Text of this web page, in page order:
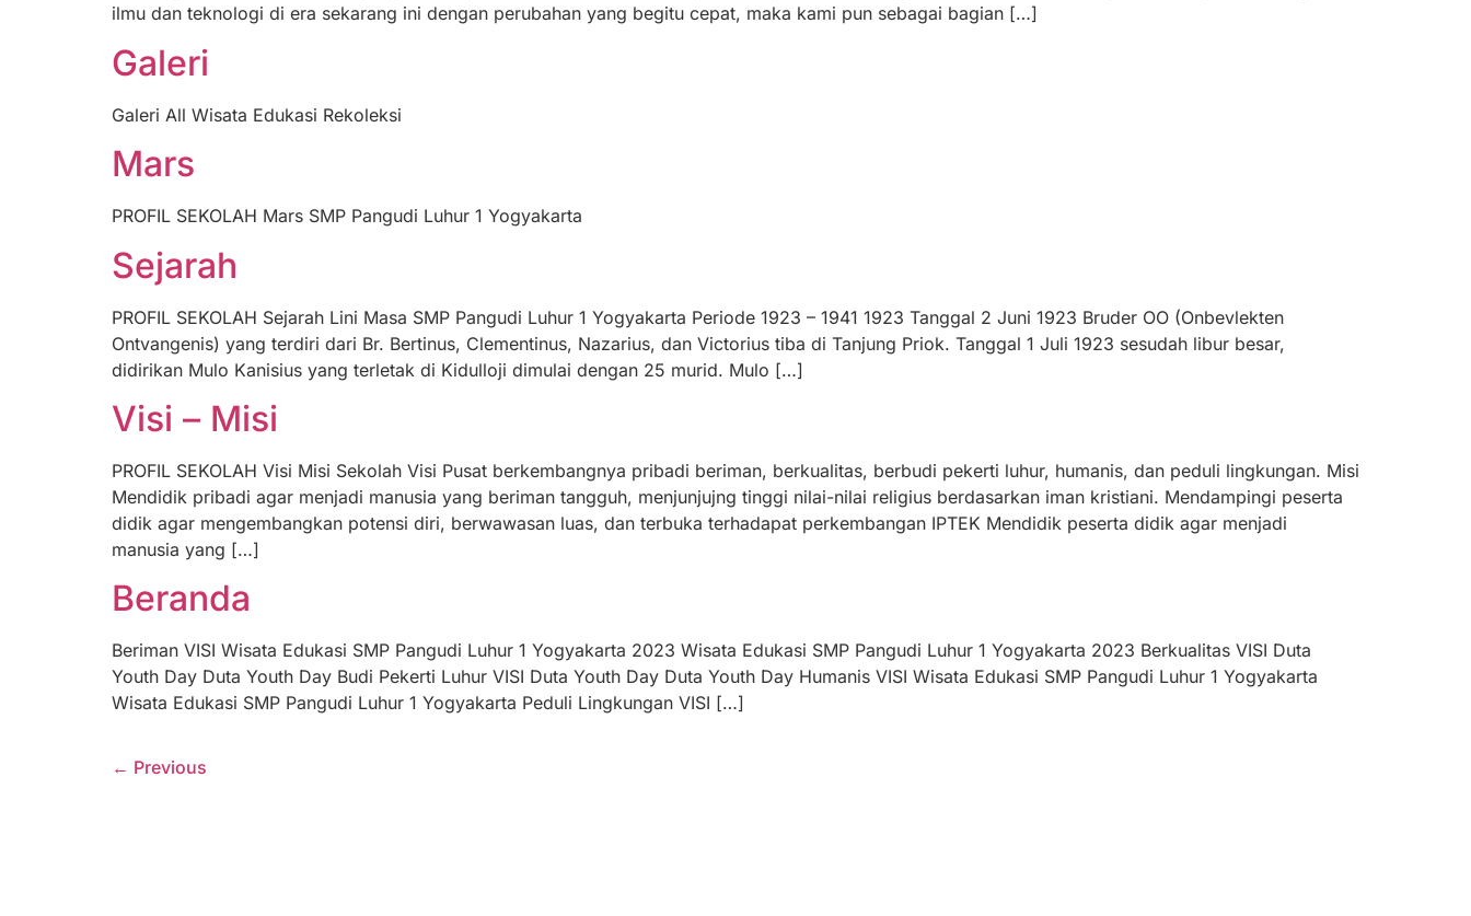
ilmu dan teknologi di era sekarang ini dengan perubahan yang begitu cepat, maka kami pun sebagai bagian […]
Galeri
Galeri All Wisata Edukasi Rekoleksi
Mars
PROFIL SEKOLAH Mars SMP Pangudi Luhur 1 Yogyakarta
Sejarah
PROFIL SEKOLAH Sejarah Lini Masa SMP Pangudi Luhur 1 Yogyakarta Periode 1923 – 1941 1923 Tanggal 2 Juni 1923 Bruder OO (Onbevlekten
Ontvangenis) yang terdiri dari Br. Bertinus, Clementinus, Nazarius, dan Victorius tiba di Tanjung Priok. Tanggal 1 Juli 1923 sesudah libur besar,
didirikan Mulo Kanisius yang terletak di Kidulloji dimulai dengan 25 murid. Mulo […]
Visi – Misi
PROFIL SEKOLAH Visi Misi Sekolah Visi Pusat berkembangnya pribadi beriman, berkualitas, berbudi pekerti luhur, humanis, dan peduli lingkungan. Misi
Mendidik pribadi agar menjadi manusia yang beriman tangguh, menjunjujng tinggi nilai-nilai religius berdasarkan iman kristiani. Mendampingi peserta
didik agar mengembangkan potensi diri, berwawasan luas, dan terbuka terhadapat perkembangan IPTEK Mendidik peserta didik agar menjadi
manusia yang […]
Beranda
Beriman VISI Wisata Edukasi SMP Pangudi Luhur 1 Yogyakarta 2023 Wisata Edukasi SMP Pangudi Luhur 1 Yogyakarta 2023 Berkualitas VISI Duta
Youth Day Duta Youth Day Budi Pekerti Luhur VISI Duta Youth Day Duta Youth Day Humanis VISI Wisata Edukasi SMP Pangudi Luhur 1 Yogyakarta
Wisata Edukasi SMP Pangudi Luhur 1 Yogyakarta Peduli Lingkungan VISI […]
← Previous